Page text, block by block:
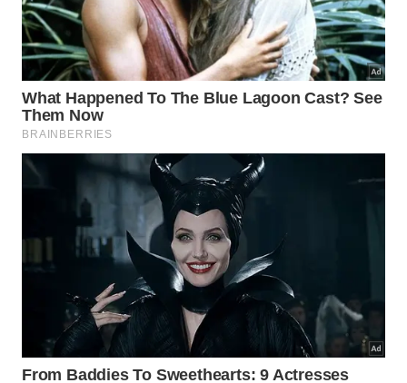
Compreender o tempo presente como o único
momento real sob o seu controle total.
Eliminar expectativas fantasiosas sobre a
bondade automática das outras pessoas do
convívio.
Transformar contratempos diários em exercícios
práticos para o fortalecimento da sua virtude.
Quais lições de autocontrole
podemos extrair desses
ensinamentos antigos?